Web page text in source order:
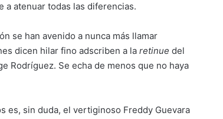
a atenuar todas las diferencias.
se han avenido a nunca más llamar
dicen hilar fino adscriben a la retinue del
Rodríguez. Se echa de menos que no haya
es, sin duda, el vertiginoso Freddy Guevara